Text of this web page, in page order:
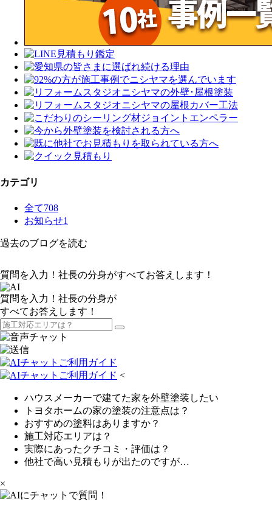
カテゴリ
全て708
お知らせ1
過去のブログを読む
質問を入力！社長の分身がすべてお答えします！
質問を入力！社長の分身が
すべてお答えします！
<
ハウスメーカーで建てた家を外壁塗装したい
トヨタホームの家の塗装の注意点は？
おすすめの塗料はありますか？
施工対応エリアは？
実際にあったクチコミ・評価は？
他社で高い見積もりが出たのですが…
×